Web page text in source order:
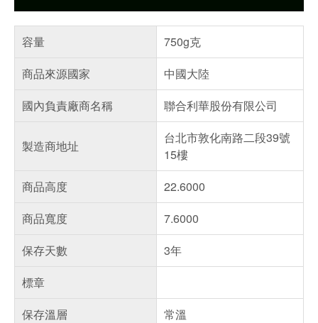
容量
750g克
商品來源國家
中國大陸
國內負責廠商名稱
聯合利華股份有限公司
製造商地址
台北市敦化南路二段39號
15樓
商品高度
22.6000
商品寬度
7.6000
保存天數
3年
標章
保存溫層
常溫